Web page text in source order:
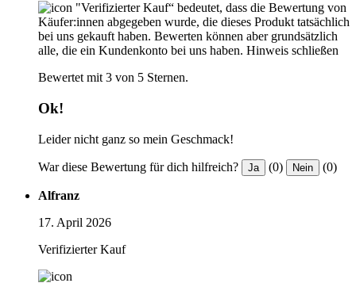
"Verifizierter Kauf“ bedeutet, dass die Bewertung von
Käufer:innen abgegeben wurde, die dieses Produkt tatsächlich
bei uns gekauft haben. Bewerten können aber grundsätzlich
alle, die ein Kundenkonto bei uns haben. Hinweis schließen
Bewertet mit 3 von 5 Sternen.
Ok!
Leider nicht ganz so mein Geschmack!
War diese Bewertung für dich hilfreich? Ja (0) Nein (0)
Alfranz
17. April 2026
Verifizierter Kauf